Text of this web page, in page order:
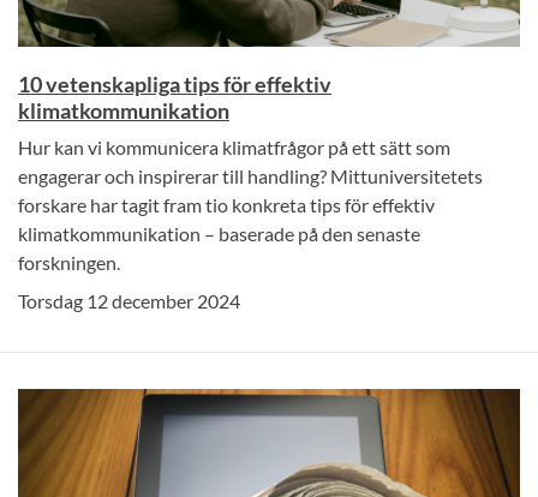
10 vetenskapliga tips för effektiv
klimatkommunikation
Hur kan vi kommunicera klimatfrågor på ett sätt som
engagerar och inspirerar till handling? Mittuniversitetets
forskare har tagit fram tio konkreta tips för effektiv
klimatkommunikation – baserade på den senaste
forskningen.
Torsdag 12 december 2024